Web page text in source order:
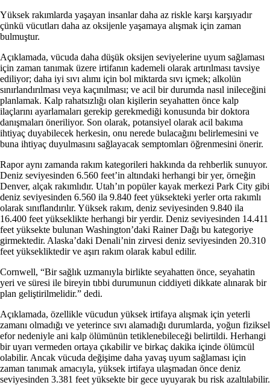
Yüksek rakımlarda yaşayan insanlar daha az riskle karşı karşıyadır
çünkü vücutları daha az oksijenle yaşamaya alışmak için zaman
bulmuştur.
Açıklamada, vücuda daha düşük oksijen seviyelerine uyum sağlaması
için zaman tanımak üzere irtifanın kademeli olarak artırılması tavsiye
ediliyor; daha iyi sıvı alımı için bol miktarda sıvı içmek; alkolün
sınırlandırılması veya kaçınılması; ve acil bir durumda nasıl inileceğini
planlamak. Kalp rahatsızlığı olan kişilerin seyahatten önce kalp
ilaçlarını ayarlamaları gerekip gerekmediği konusunda bir doktora
danışmaları öneriliyor. Son olarak, potansiyel olarak acil bakıma
ihtiyaç duyabilecek herkesin, onu nerede bulacağını belirlemesini ve
buna ihtiyaç duyulmasını sağlayacak semptomları öğrenmesini önerir.
Rapor aynı zamanda rakım kategorileri hakkında da rehberlik sunuyor.
Deniz seviyesinden 6.560 feet’in altındaki herhangi bir yer, örneğin
Denver, alçak rakımlıdır. Utah’ın popüler kayak merkezi Park City gibi
deniz seviyesinden 6.560 ila 9.840 feet yüksekteki yerler orta rakımlı
olarak sınıflandırılır. Yüksek rakım, deniz seviyesinden 9.840 ila
16.400 feet yükseklikte herhangi bir yerdir. Deniz seviyesinden 14.411
feet yüksekte bulunan Washington’daki Rainer Dağı bu kategoriye
girmektedir. Alaska’daki Denali’nin zirvesi deniz seviyesinden 20.310
feet yüksekliktedir ve aşırı rakım olarak kabul edilir.
Cornwell, “Bir sağlık uzmanıyla birlikte seyahatten önce, seyahatin
yeri ve süresi ile bireyin tıbbi durumunun ciddiyeti dikkate alınarak bir
plan geliştirilmelidir.” dedi.
Açıklamada, özellikle vücudun yüksek irtifaya alışmak için yeterli
zamanı olmadığı ve yeterince sıvı alamadığı durumlarda, yoğun fiziksel
efor nedeniyle ani kalp ölümünün tetiklenebileceği belirtildi. Herhangi
bir uyarı vermeden ortaya çıkabilir ve birkaç dakika içinde ölümcül
olabilir. Ancak vücuda değişime daha yavaş uyum sağlaması için
zaman tanımak amacıyla, yüksek irtifaya ulaşmadan önce deniz
seviyesinden 3.381 feet yüksekte bir gece uyuyarak bu risk azaltılabilir.